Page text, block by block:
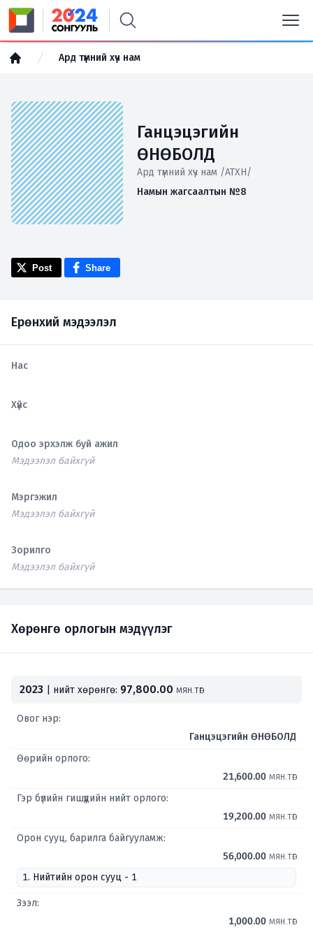
Ард түмний хүч нам
Ганцэцэгийн
ӨНӨБОЛД
Ард түмний хүч нам /АТХН/
Намын жагсаалтын №8
Post Share
Ерөнхий мэдээлэл
Нас
Хүйс
Одоо эрхэлж буй ажил
Мэдээлэл байхгүй
Мэргэжил
Мэдээлэл байхгүй
Зорилго
Мэдээлэл байхгүй
Хөрөнгө орлогын мэдүүлэг
2023 | нийт хөрөнгө: 97,800.00 мян.төг
Овог нэр:
Ганцэцэгийн ӨНӨБОЛД
Өөрийн орлого:
21,600.00 мян.төг
Гэр бүлийн гишүүдийн нийт орлого:
19,200.00 мян.төг
Орон сууц, барилга байгууламж:
56,000.00 мян.төг
1. Нийтийн орон сууц - 1
Зээл:
1,000.00 мян.төг